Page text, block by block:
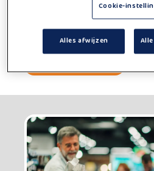
Jong talent begeleiden naar hun
uitdagende arbeidsmarkt
Lees meer
Cookie-
Alles afwijzen